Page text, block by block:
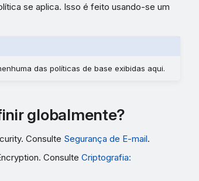
se aplica. Isso é feito usando-se um
das políticas de base exibidas aqui.
globalmente?
Consulte Segurança de E-mail.
Consulte Criptografia: